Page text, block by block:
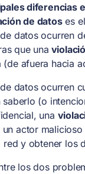
diferencias
de datoses
datos ocurren
que una
afuera hacia
datos ocurren
(o
una
actor malicioso
red y obtener los
los dos